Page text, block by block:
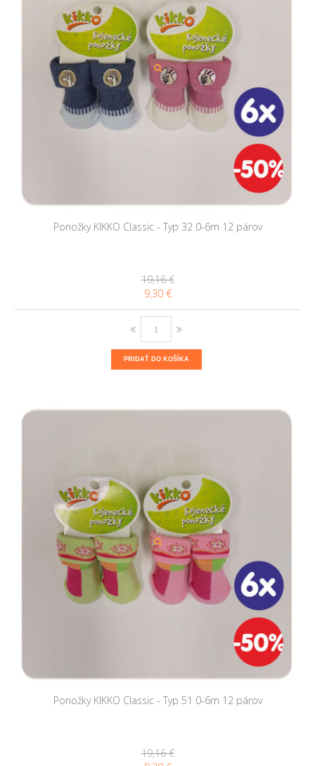
Ponožky KIKKO Classic - Typ 32 0-6m 12 párov
19,16 €
9,30 €
PRIDAŤ DO KOŠÍKA
Ponožky KIKKO Classic - Typ 51 0-6m 12 párov
19,16 €